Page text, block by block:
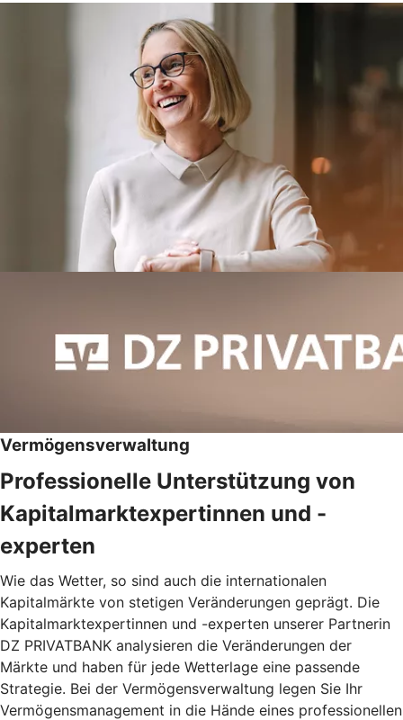
Vermögensverwaltung
Professionelle Unterstützung von
Kapitalmarktexpertinnen und -
experten
Wie das Wetter, so sind auch die internationalen
Kapitalmärkte von stetigen Veränderungen geprägt. Die
Kapitalmarktexpertinnen und -experten unserer Partnerin
DZ PRIVATBANK analysieren die Veränderungen der
Märkte und haben für jede Wetterlage eine passende
Strategie. Bei der Vermögensverwaltung legen Sie Ihr
Vermögensmanagement in die Hände eines professionellen